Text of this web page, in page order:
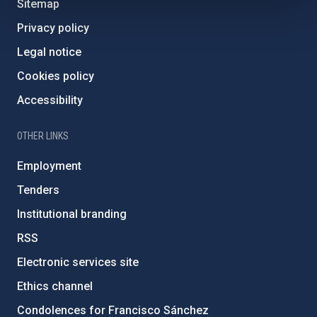
Sitemap
Privacy policy
Legal notice
Cookies policy
Accessibility
OTHER LINKS
Employment
Tenders
Institutional branding
RSS
Electronic services site
Ethics channel
Condolences for Francisco Sánchez